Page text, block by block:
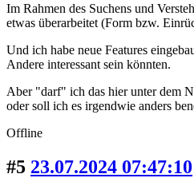
Im Rahmen des Suchens und
etwas überarbeitet (Form bzw.
Und ich habe neue Features
Andere interessant sein könnten.
Aber "darf" ich das hier unter dem
oder soll ich es irgendwie anders
Offline
#5 23.07.2024 07:47:10